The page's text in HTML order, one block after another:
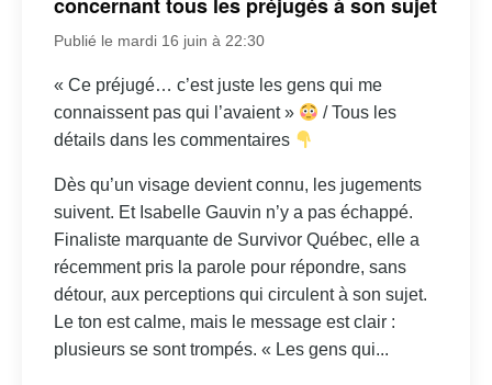
concernant tous les préjugés à son sujet
Publié le mardi 16 juin à 22:30
« Ce préjugé… c’est juste les gens qui me
connaissent pas qui l’avaient »
/ Tous les
détails dans les commentaires
Dès qu’un visage devient connu, les jugements
suivent. Et Isabelle Gauvin n’y a pas échappé.
Finaliste marquante de Survivor Québec, elle a
récemment pris la parole pour répondre, sans
détour, aux perceptions qui circulent à son sujet.
Le ton est calme, mais le message est clair :
plusieurs se sont trompés. « Les gens qui...